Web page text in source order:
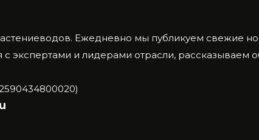
Ежедневно мы публикуем свежие
экспертами и лидерами отрасли, рассказываем